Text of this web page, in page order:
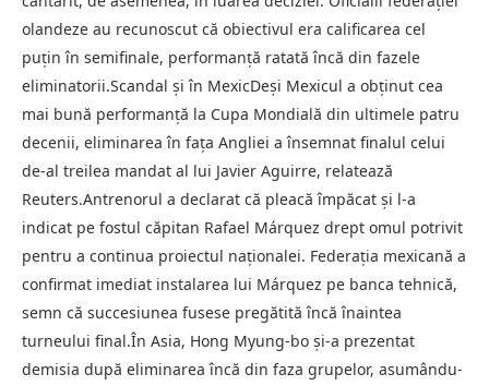
olandeze au recunoscut că obiectivul era calificarea cel
puțin în semifinale, performanță ratată încă din fazele
eliminatorii.Scandal și în MexicDeși Mexicul a obținut cea
mai bună performanță la Cupa Mondială din ultimele patru
decenii, eliminarea în fața Angliei a însemnat finalul celui
de-al treilea mandat al lui Javier Aguirre, relatează
Reuters.Antrenorul a declarat că pleacă împăcat și l-a
indicat pe fostul căpitan Rafael Márquez drept omul potrivit
pentru a continua proiectul naționalei. Federația mexicană a
confirmat imediat instalarea lui Márquez pe banca tehnică,
semn că succesiunea fusese pregătită încă înaintea
turneului final.În Asia, Hong Myung-bo și-a prezentat
demisia după eliminarea încă din faza grupelor, asumându-